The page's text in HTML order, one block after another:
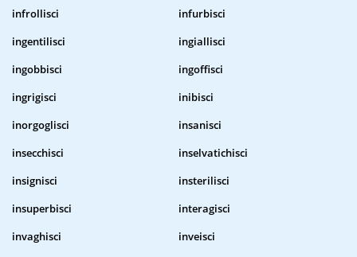
infrollisci
infurbisci
ingentilisci
ingiallisci
ingobbisci
ingoffisci
ingrigisci
inibisci
inorgoglisci
insanisci
insecchisci
inselvatichisci
insignisci
insterilisci
insuperbisci
interagisci
invaghisci
inveisci